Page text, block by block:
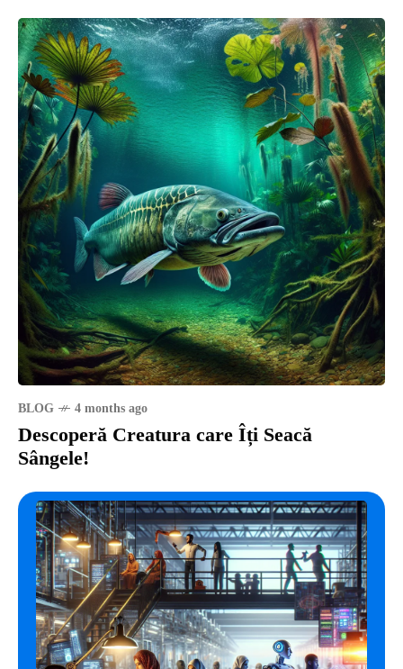
BLOG 4 months ago
Descoperă Creatura care Îți Seacă
Sângele!